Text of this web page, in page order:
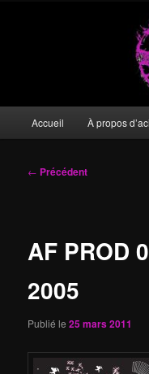
principal
Accueil À propos
Navigation
← Précédent
AF PROD
2005
Publié le25 mars 2011